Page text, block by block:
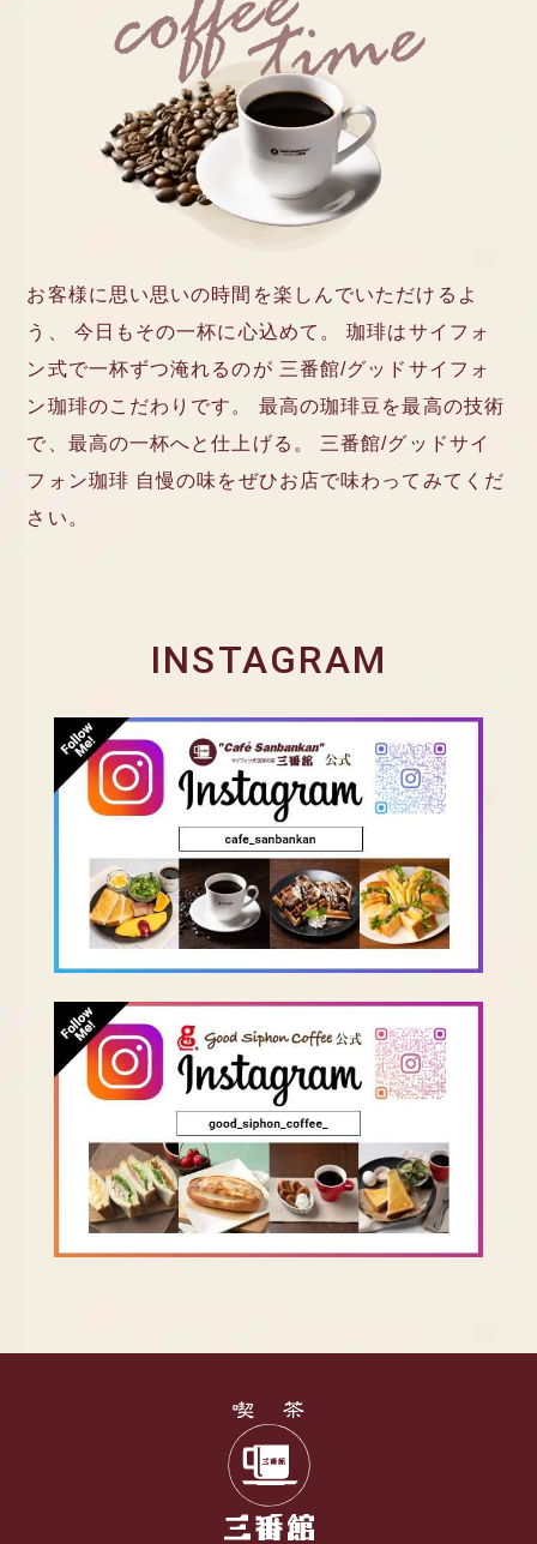
お客様に思い思いの時間を楽しんでいただけるよ
う、
今日もその一杯に心込めて。
珈琲はサイフォ
ン式で一杯ずつ淹れるのが 三番館/グッドサイフォ
ン珈琲のこだわりです。
最高の珈琲豆を最高の技術
で、最高の一杯へと仕上げる。
三番館/グッドサイ
フォン珈琲 自慢の味をぜひお店で味わってみてくだ
さい。
INSTAGRAM